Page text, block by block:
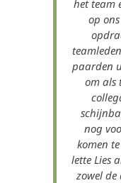
het team
op
paarden
om als
nog
komen
lette Lies
zowel